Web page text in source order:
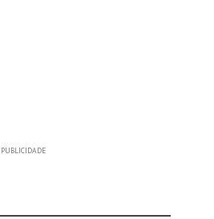
PUBLICIDADE